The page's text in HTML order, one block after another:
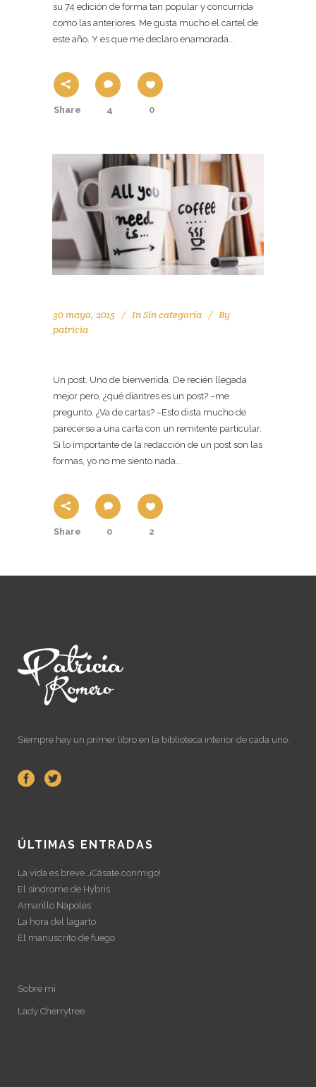
su 74 edición de forma tan popular y concurrida
como las anteriores. Me gusta mucho el cartel de
este año. Y es que me declaro enamorada...
Share 4 0
30 mayo, 2015 InSin categoría
By
patricia
Un post. Uno de bienvenida. De recién llegada
mejor pero, ¿qué diantres es un post? –me
pregunto. ¿Va de cartas? –Esto dista mucho de
parecerse a una carta con un remitente particular.
Si lo importante de la redacción de un post son las
formas, yo no me siento nada...
Share 0 2
Siempre hay un primer libro en la biblioteca interior de cada uno.
ÚLTIMAS ENTRADAS
La vida es breve…¡Cásate conmigo!
El síndrome de Hybris
Amarillo Nápoles
La hora del lagarto
El manuscrito de fuego
Sobre mí
Lady Cherrytree